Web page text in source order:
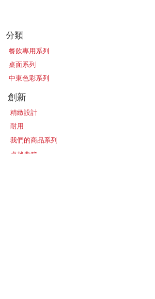
​分類
餐飲專用系列
桌面系列
中東色彩系列
創新
精緻設計
耐用
我們的商品系列
卓越典範